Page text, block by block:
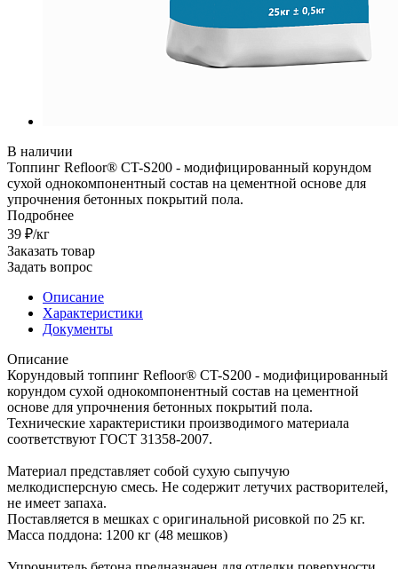
В наличии
Топпинг Refloor® CT-S200 - модифицированный корундом
сухой однокомпонентный состав на цементной основе для
упрочнения бетонных покрытий пола.
Подробнее
39 ₽/кг
Заказать товар
Задать вопрос
Описание
Характеристики
Документы
Описание
Корундовый топпинг Refloor® CT-S200 - модифицированный
корундом сухой однокомпонентный состав на цементной
основе для упрочнения бетонных покрытий пола.
Технические характеристики производимого материала
соответствуют ГОСТ 31358-2007.
Материал представляет собой сухую сыпучую
мелкодисперсную смесь. Не содержит летучих растворителей,
не имеет запаха.
Поставляется в мешках с оригинальной рисовкой по 25 кг.
Масса поддона: 1200 кг (48 мешков)